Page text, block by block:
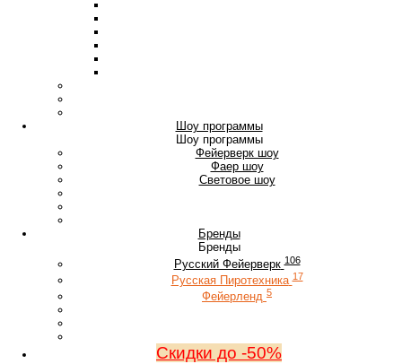
Шоу программы
Шоу программы
Фейерверк шоу
Фаер шоу
Световое шоу
Бренды
Бренды
Русский Фейерверк 106
Русская Пиротехника 17
Фейерленд 5
Скидки до -50%